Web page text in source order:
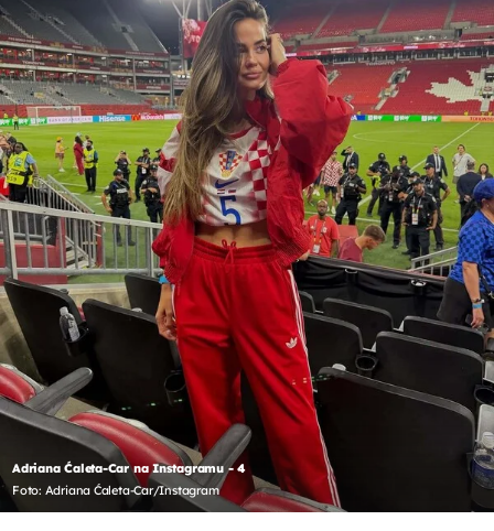
Adriana Ćaleta-Car na Instagramu - 4
Foto: Adriana Ćaleta-Car/Instagram